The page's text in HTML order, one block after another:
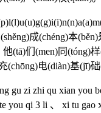
成(chéng)本
(tā)们(men)同(tóng)
(chōng)电(diàn)基(jī)
qu xian you ben
you qi 3 li 、 xi tu